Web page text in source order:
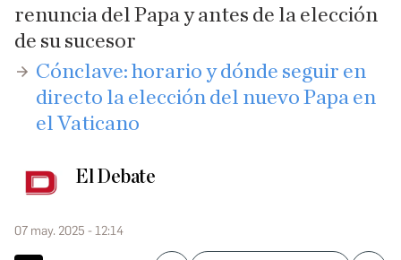
renuncia del Papa y antes de la elección
de su sucesor
​Cónclave: horario y dónde seguir en
directo la elección del nuevo Papa en
el Vaticano
El Debate
07 may. 2025 - 12:14